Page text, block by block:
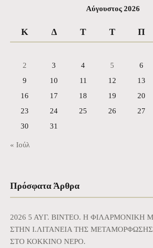
Αύγουστος 2026
Κ Δ Τ Τ Π
2
3 4 5 6
9
10 11 12 13
16
17 18 19 20
23
24 25 26 27
30
31
« Ιούλ
Πρόσφατα Άρθρα
2026 5 ΑΥΓ. BINTEO. Η ΦΙΛΑΡΜΟΝΙΚΗ
ΣΤΗΝ Ι.ΛΙΤΑΝΕΙΑ ΤΗΣ
ΣΤΟ ΚΟΚΚΙΝΟ ΝΕΡΟ.